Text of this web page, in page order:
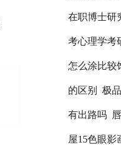
在职博士研
考心理学考
怎么涂比较
的区别 极
有出路吗
屋15色眼影